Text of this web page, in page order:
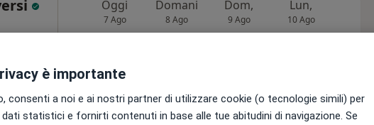
Oggi
7 Ago
Domani
8 Ago
Dom,
9 Ago
Lun,
10 Ago
Non ci sono agende disponibili!
Chiedi di attivare le prenotazioni online
è importante
consenti a noi e ai nostri partner di utilizzare cookie (o tecnologie simili) per
statistici e fornirti contenuti in base alle tue abitudini di navigazione. Se